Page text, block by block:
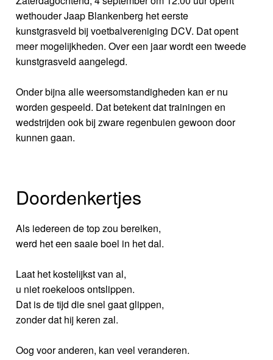
wethouder Jaap Blankenberg het eerste
kunstgrasveld bij voetbalvereniging DCV. Dat opent
meer mogelijkheden. Over een jaar wordt een tweede
kunstgrasveld aangelegd.
Onder bijna alle weersomstandigheden kan er nu
worden gespeeld. Dat betekent dat trainingen en
wedstrijden ook bij zware regenbuien gewoon door
kunnen gaan.
Doordenkertjes
Als iedereen de top zou bereiken,
werd het een saaie boel in het dal.
Laat het kostelijkst van al,
u niet roekeloos ontslippen.
Dat is de tijd die snel gaat glippen,
zonder dat hij keren zal.
Oog voor anderen, kan veel veranderen.